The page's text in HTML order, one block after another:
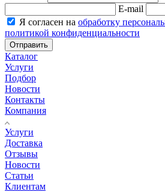
E-mail
Я согласен на обработку
политикой конфиденциальности
Отправить
Каталог
Услуги
Подбор
Новости
Контакты
Компания
Услуги
Доставка
Отзывы
Новости
Статьи
Клиентам